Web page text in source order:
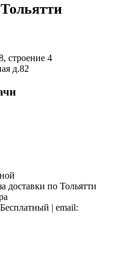
строение 4
д.82
доставки по Тольятти
| email: